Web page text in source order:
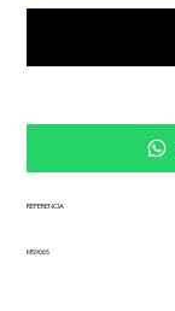
REFERENCIA
MS906S